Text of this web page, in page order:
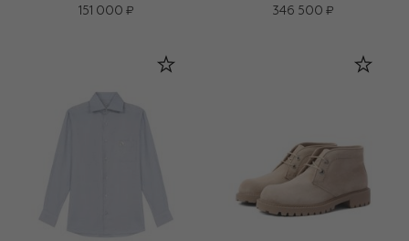
151 000 ₽
346 500 ₽